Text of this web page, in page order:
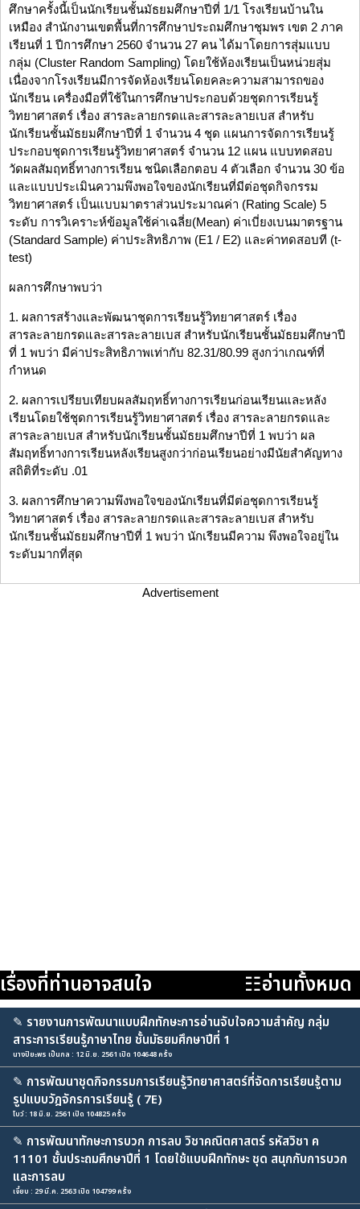
ศึกษาครั้งนี้เป็นนักเรียนชั้นมัธยมศึกษาปีที่ 1/1 โรงเรียนบ้านใน
เหมือง สำนักงานเขตพื้นที่การศึกษาประถมศึกษาชุมพร เขต 2 ภาค
เรียนที่ 1 ปีการศึกษา 2560 จำนวน 27 คน ได้มาโดยการสุ่มแบบ
กลุ่ม (Cluster Random Sampling) โดยใช้ห้องเรียนเป็นหน่วยสุ่ม
เนื่องจากโรงเรียนมีการจัดห้องเรียนโดยคละความสามารถของ
นักเรียน เครื่องมือที่ใช้ในการศึกษาประกอบด้วยชุดการเรียนรู้
วิทยาศาสตร์ เรื่อง สารละลายกรดและสารละลายเบส สำหรับ
นักเรียนชั้นมัธยมศึกษาปีที่ 1 จำนวน 4 ชุด แผนการจัดการเรียนรู้
ประกอบชุดการเรียนรู้วิทยาศาสตร์ จำนวน 12 แผน แบบทดสอบ
วัดผลสัมฤทธิ์ทางการเรียน ชนิดเลือกตอบ 4 ตัวเลือก จำนวน 30 ข้อ
และแบบประเมินความพึงพอใจของนักเรียนที่มีต่อชุดกิจกรรม
วิทยาศาสตร์ เป็นแบบมาตราส่วนประมาณค่า (Rating Scale) 5
ระดับ การวิเคราะห์ข้อมูลใช้ค่าเฉลี่ย(Mean) ค่าเบี่ยงเบนมาตรฐาน
(Standard Sample) ค่าประสิทธิภาพ (E1 / E2) และค่าทดสอบที (t-
test)
ผลการศึกษาพบว่า
1. ผลการสร้างและพัฒนาชุดการเรียนรู้วิทยาศาสตร์ เรื่อง
สารละลายกรดและสารละลายเบส สำหรับนักเรียนชั้นมัธยมศึกษาปี
ที่ 1 พบว่า มีค่าประสิทธิภาพเท่ากับ 82.31/80.99 สูงกว่าเกณฑ์ที่
กำหนด
2. ผลการเปรียบเทียบผลสัมฤทธิ์ทางการเรียนก่อนเรียนและหลัง
เรียนโดยใช้ชุดการเรียนรู้วิทยาศาสตร์ เรื่อง สารละลายกรดและ
สารละลายเบส สำหรับนักเรียนชั้นมัธยมศึกษาปีที่ 1 พบว่า ผล
สัมฤทธิ์ทางการเรียนหลังเรียนสูงกว่าก่อนเรียนอย่างมีนัยสำคัญทาง
สถิติที่ระดับ .01
3. ผลการศึกษาความพึงพอใจของนักเรียนที่มีต่อชุดการเรียนรู้
วิทยาศาสตร์ เรื่อง สารละลายกรดและสารละลายเบส สำหรับ
นักเรียนชั้นมัธยมศึกษาปีที่ 1 พบว่า นักเรียนมีความ พึงพอใจอยู่ใน
ระดับมากที่สุด
Advertisement
เรื่องที่ท่านอาจสนใจ ☷อ่านทั้งหมด
✎ รายงานการพัฒนาแบบฝึกทักษะการอ่านจับใจความสำคัญ กลุ่ม
สาระการเรียนรู้ภาษาไทย ชั้นมัธยมศึกษาปีที่ 1
นางปิยะพร เป็นกล : 12 มิ.ย. 2561 เปิด 104648 ครั้ง
✎ การพัฒนาชุดกิจกรรมการเรียนรู้วิทยาศาสตร์ที่จัดการเรียนรู้ตาม
รูปแบบวัฎจักรการเรียนรู้ ( 7E)
โบว์ : 18 มิ.ย. 2561 เปิด 104825 ครั้ง
✎ การพัฒนาทักษะการบวก การลบ วิชาคณิตศาสตร์ รหัสวิชา ค
11101 ชั้นประถมศึกษาปีที่ 1 โดยใช้แบบฝึกทักษะ ชุด สนุกกับการบวก
และการลบ
เจี๋ยบ : 29 มี.ค. 2563 เปิด 104799 ครั้ง